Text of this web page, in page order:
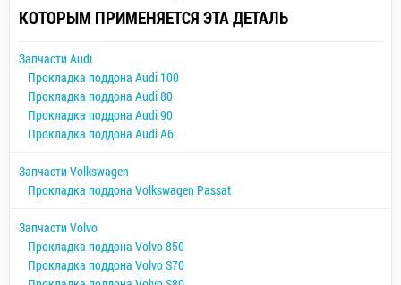
КОТОРЫМ ПРИМЕНЯЕТСЯ ЭТА ДЕТАЛЬ
Запчасти Audi
Прокладка поддона Audi 100
Прокладка поддона Audi 80
Прокладка поддона Audi 90
Прокладка поддона Audi A6
Запчасти Volkswagen
Прокладка поддона Volkswagen Passat
Запчасти Volvo
Прокладка поддона Volvo 850
Прокладка поддона Volvo S70